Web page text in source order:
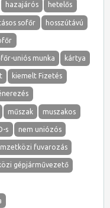
hazajárós hetelős
sofőr hosszútávú
uniós munka kártya
kiemelt Fizetés
műszak muszakos
s nem uniózós
fuvarozás
gépjárművezető